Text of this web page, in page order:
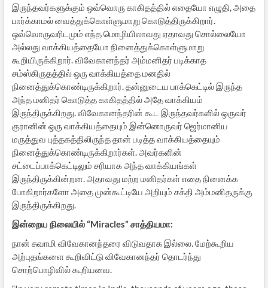
இருந்தவர்களுக்கும் ஒவ்வொரு காகிதத்தில் எதையோ எழுதி, அதை
பார்க்காமல் வைத்துக்கொள்ளுமாறு கொடுத்திருக்கிறார்.
ஒவ்வொருவரிடமும் எந்த மொழியிலாவது ஏதாவது சொல்லையோ
அல்லது வாக்கியத்தையோ நினைத்துக்கொள்ளுமாறு
கூறியிருக்கிறார். விவேகானந்தர் அம்மனிதர் படிக்காத
சம்ஸ்கிருதத்தில் ஒரு வாக்கியத்தை மனதில்
நினைத்துக்கொண்டிருக்கிறார். தன்னுடைய பாக்கெட்டில் இருந்த
அந்த மனிதர் கொடுத்த காகிதத்தில் அதே வாக்கியம்
இருந்திருக்கிறது. விவேகானந்தரின் கூட இருந்தவர்களில் ஒருவர்
குரானின் ஒரு வாக்கியத்தையும் இன்னொருவர் ஜெர்மானிய
மருத்துவ புத்தகத்திலிருந்த தான் படித்த வாக்கியத்தையும்
நினைத்துக்கொண்டிருக்கிறார்கள். அவர்களின்
சட்டைப்பாக்கெட்டிலும் சரியாக அந்த வாக்கியங்கள்
இருந்திருக்கின்றன. அதாவது மற்ற மனிதர்கள் எதை நினைக்க
போகிறார்களோ அதை முன்கூட்டியே அறியும் சக்தி அம்மனிதருக்கு
இருந்திருக்கிறது.
இன்றைய நிலையில் “Miracles” சாத்தியமா:
நான் சுவாமி விவேகானந்தரை விடுவதாக இல்லை. மேற்கூறிய
அற்புதங்களை கூறிவிட்டு விவேகானந்தர் தொடர்ந்து
சொற்பொழிவில் கூறியவை.